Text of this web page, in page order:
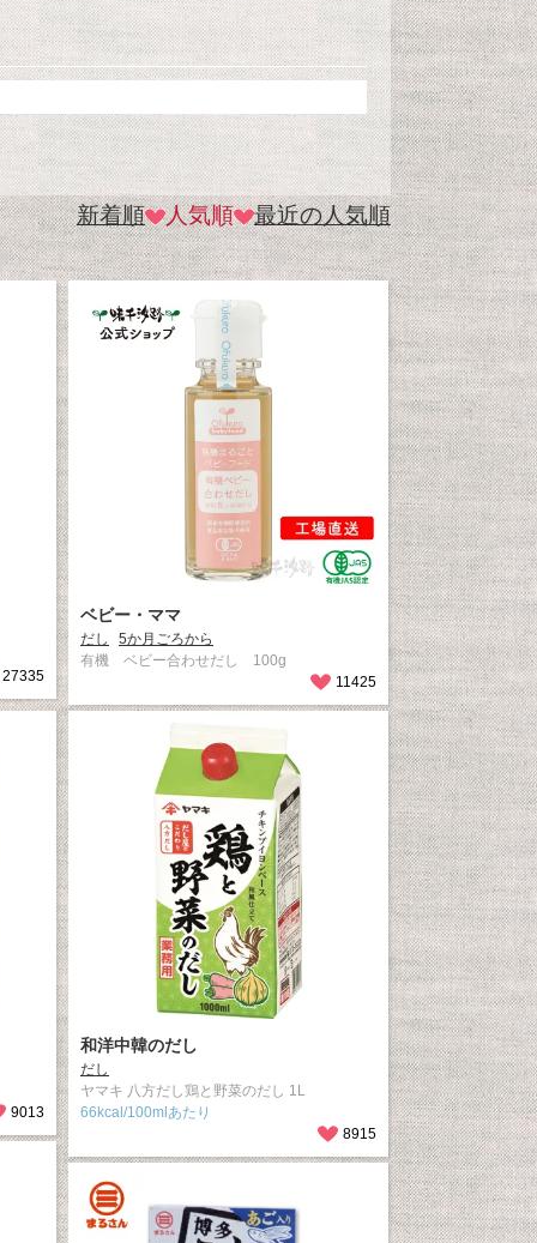
新着順 人気順 最近の人気順
27335
ベビー・ママ
だし
5か月ごろから
有機 ベビー合わせだし 100g
11425
9013
和洋中韓のだし
だし
ヤマキ 八方だし鶏と野菜のだし 1L
66kcal/100mlあたり
8915